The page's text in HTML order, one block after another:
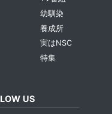
幼馴染
養成所
実はNSC
特集
US